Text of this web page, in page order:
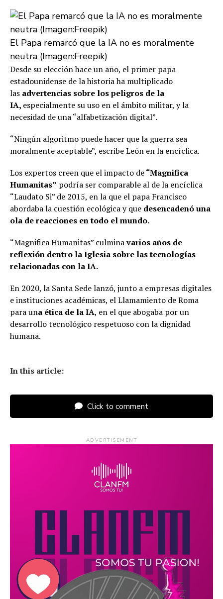
El Papa remarcó que la IA no es moralmente
neutra (Imagen:Freepik)
Desde su elección hace un año, el primer papa
estadounidense de la historia ha multiplicado
las advertencias sobre los peligros de la
IA, especialmente su uso en el ámbito militar, y la
necesidad de una “alfabetización digital”.
“Ningún algoritmo puede hacer que la guerra sea
moralmente aceptable”, escribe León en la encíclica.
Los expertos creen que el impacto de“Magnifica
Humanitas” podría ser comparable al de la encíclica
“Laudato Si” de 2015, en la que el papa Francisco
abordaba la cuestión ecológica y que desencadenó una
ola de reacciones en todo el mundo.
“Magnifica Humanitas” culminavarios años de
reflexión dentro la Iglesia sobre las tecnologías
relacionadas con la IA.
En 2020, la Santa Sede lanzó, junto a empresas digitales
e instituciones académicas, el Llamamiento de Roma
para una ética de la IA, en el que abogaba por un
desarrollo tecnológico respetuoso con la dignidad
humana.
In this article:
Click to comment
ADVERTISEMENT